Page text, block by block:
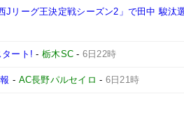
Jリーグ王決定戦シーズン2」で田中 駿汰
ート! -栃木SC - 6日22時
- AC長野パルセイロ - 6日21時